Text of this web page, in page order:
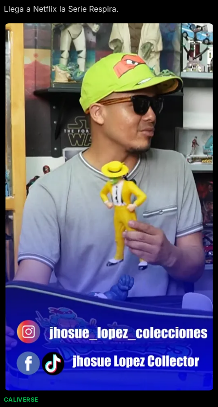
Llega a Netflix la Serie Respira.
CALIVERSE